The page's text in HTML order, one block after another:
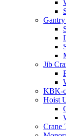
Gantry
Jib
KBK-
Hoist
Crane